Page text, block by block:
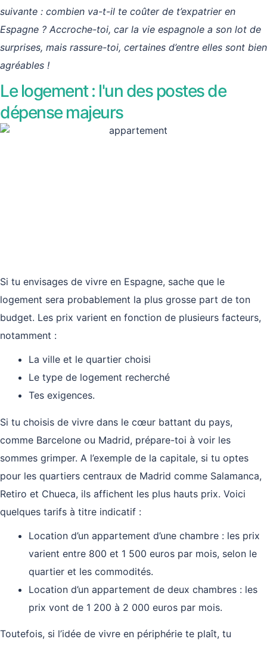
suivante : combien va-t-il te coûter de t’expatrier en
Espagne ? Accroche-toi, car la vie espagnole a son lot de
surprises, mais rassure-toi, certaines d’entre elles sont bien
agréables !
Le logement : l'un des postes de
dépense majeurs
Si tu envisages de vivre en Espagne, sache que le
logement sera probablement la plus grosse part de ton
budget. Les prix varient en fonction de plusieurs facteurs,
notamment :
La ville et le quartier choisi
Le type de logement recherché
Tes exigences.
Si tu choisis de vivre dans le cœur battant du pays,
comme Barcelone ou Madrid, prépare-toi à voir les
sommes grimper. A l’exemple de la capitale, si tu optes
pour les quartiers centraux de Madrid comme Salamanca,
Retiro et Chueca, ils affichent les plus hauts prix. Voici
quelques tarifs à titre indicatif :
Location d’un appartement d’une chambre : les prix
varient entre 800 et 1 500 euros par mois, selon le
quartier et les commodités.
Location d’un appartement de deux chambres : les
prix vont de 1 200 à 2 000 euros par mois.
Toutefois, si l’idée de vivre en périphérie te plaît, tu